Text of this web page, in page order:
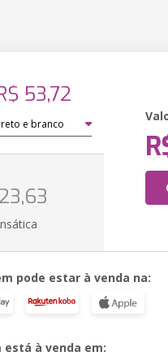
53,72
pode estar à venda na:
à venda em: